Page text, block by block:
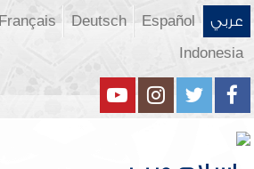
عربي Español
Deutsch
Français
Indonesia